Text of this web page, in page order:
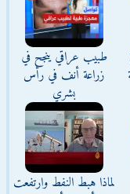
طبيب عراقي ينجح في
زراعة أنف في رأس
بشري
لماذا هبط النفط وارتفعت